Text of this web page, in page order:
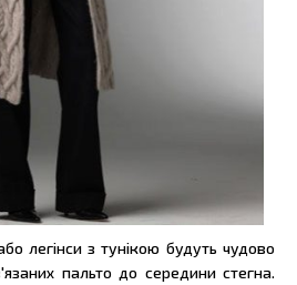
легінси з тунікою будуть чудово
пальто до середини стегна.